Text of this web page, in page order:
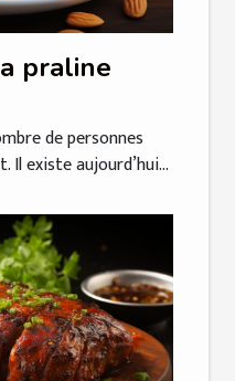
praline
de personnes
existe aujourd’hui...